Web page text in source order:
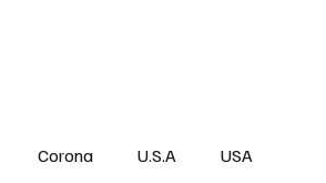
Corona U.S.A USA